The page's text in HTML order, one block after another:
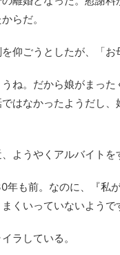
らだ。
仰ごうとしたが、「
うね。だから娘がまっ
はなかったようだし
ようやくアルバイトを
年も前。なのに、『
くいっていないようで
ラしている。